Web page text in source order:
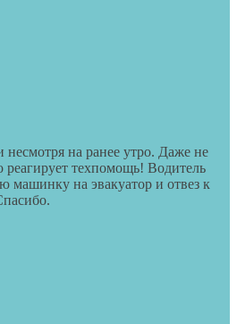
на ранее утро. Даже не
реагирует техпомощь! Водитель
машинку на эвакуатор и отвез к